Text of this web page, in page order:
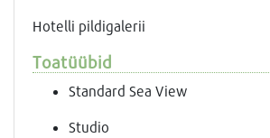
Hotelli pildigalerii
Toatüübid
Standard Sea View
Studio